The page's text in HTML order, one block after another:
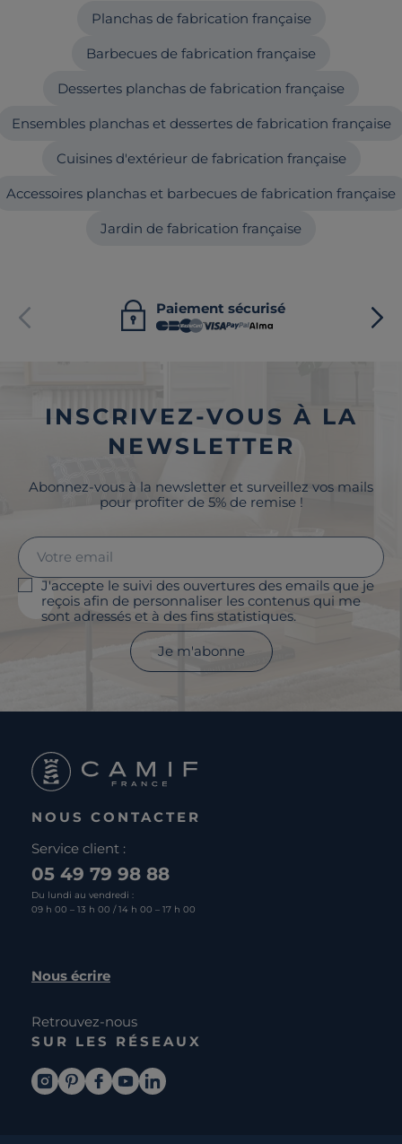
Planchas de fabrication française
Barbecues de fabrication française
Dessertes planchas de fabrication française
Ensembles planchas et dessertes de fabrication française
Cuisines d'extérieur de fabrication française
Accessoires planchas et barbecues de fabrication française
Jardin de fabrication française
Paiement sécurisé
INSCRIVEZ-VOUS À LA
NEWSLETTER
Abonnez-vous à la newsletter et surveillez vos mails
pour profiter de 5% de remise !
J'accepte le suivi des ouvertures des emails que je
reçois afin de personnaliser les contenus qui me
sont adressés et à des fins statistiques.
Je m'abonne
NOUS CONTACTER
Service client :
05 49 79 98 88
Du lundi au vendredi :
09 h 00 – 13 h 00 / 14 h 00 – 17 h 00
Nous écrire
Retrouvez-nous
SUR LES RÉSEAUX